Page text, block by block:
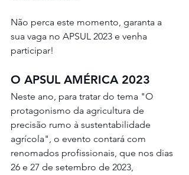
Não perca este momento, garanta a
sua vaga no APSUL 2023 e venha
participar!
O APSUL AMÉRICA 2023
Neste ano, para tratar do tema "O
protagonismo da agricultura de
precisão rumo à sustentabilidade
agrícola", o evento contará com
renomados profissionais, que nos dias
26 e 27 de setembro de 2023,